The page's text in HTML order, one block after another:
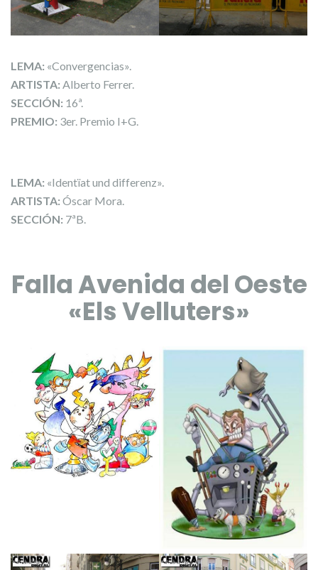
LEMA: «Convergencias».
ARTISTA: Alberto Ferrer.
SECCIÓN: 16ª.
PREMIO: 3er. Premio I+G.
LEMA: «Identïat und differenz».
ARTISTA: Óscar Mora.
SECCIÓN: 7ªB.
Falla Avenida del Oeste
«Els Velluters»